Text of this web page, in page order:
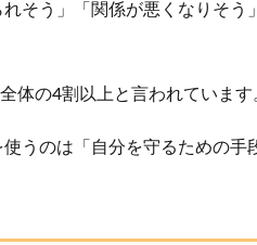
そう」「関係が悪くなりそう
体の4割以上と言われています
うのは「自分を守るための手